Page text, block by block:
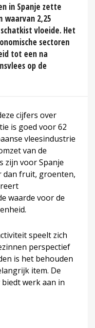
in Spanje zette
waarvan 2,25
vloeide. Het
sectoren
tot een na
op de
cijfers over
is goed voor 62
vleesindustrie
van de
zijn voor Spanje
dan fruit, groenten,
waarde voor de
speelt zich
perspectief
is het behouden
item. De
werk aan in